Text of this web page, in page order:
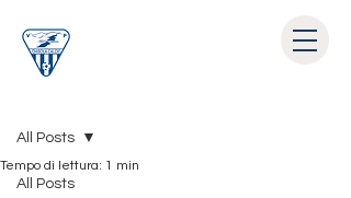
All Posts
All Posts
Tempo di lettura: 1 min